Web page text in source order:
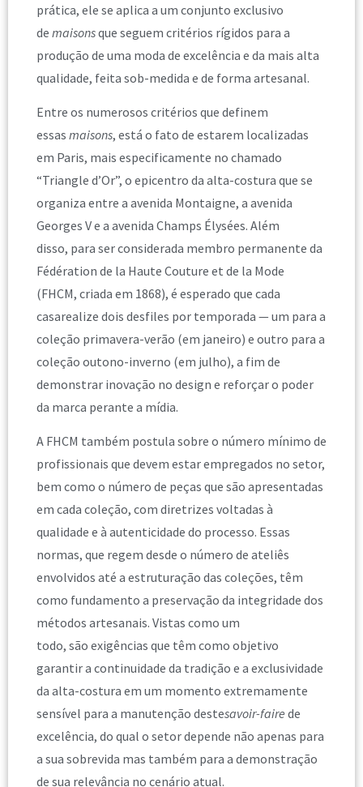
prática, ele se aplica a um conjunto exclusivo
de maisonsque seguem critérios rígidos para a
produção de uma moda de excelência e da mais alta
qualidade, feita sob-medida e de forma artesanal.
Entre os numerosos critérios que definem
essas maisons, está o fato de estarem localizadas
em Paris, mais especificamente no chamado
“Triangle d’Or”, o epicentro da alta-costura que se
organiza entre a avenida Montaigne, a avenida
Georges V e a avenida Champs Élysées. Além
disso, para ser considerada membro permanente da
Fédération de la Haute Couture et de la Mode
(FHCM, criada em 1868), é esperado que cada
casarealize dois desfiles por temporada — um para a
coleção primavera-verão (em janeiro) e outro para a
coleção outono-inverno (em julho), a fim de
demonstrar inovação no design e reforçar o poder
da marca perante a mídia.
A FHCM também postula sobre o número mínimo de
profissionais que devem estar empregados no setor,
bem como o número de peças que são apresentadas
em cada coleção, com diretrizes voltadas à
qualidade e à autenticidade do processo. Essas
normas, que regem desde o número de ateliês
envolvidos até a estruturação das coleções, têm
como fundamento a preservação da integridade dos
métodos artesanais. Vistas como um
todo, são exigências que têm como objetivo
garantir a continuidade da tradição e a exclusividade
da alta-costura em um momento extremamente
sensível para a manutenção destesavoir-faire de
excelência, do qual o setor depende não apenas para
a sua sobrevida mas também para a demonstração
de sua relevância no cenário atual.